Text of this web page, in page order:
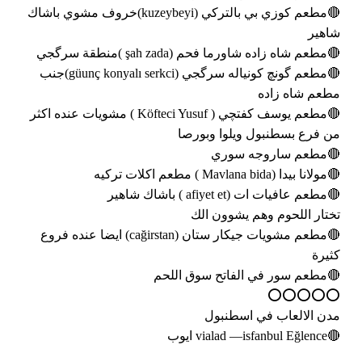
🔴مطعم كوزي بي بالتركي (kuzeybeyi)خروف مشوي باشاك
شاهير
🔴مطعم شاه زاده شاورما فحم (şah zada )منطقة سرگجي
🔴مطعم گونچ كونياله سرگجي (güunç konyalı serkci)جنب
مطعم شاه زاده
🔴مطعم يوسف كفتچي ( Köfteci Yusuf ) مشويات عنده اكثر
من فرع بسطنبول ويلوا وبورصا
🔴مطعم ساروجه سوري
🔴مولانا بيدا (Mavlana bida ) مطعم اكلات تركيه
🔴مطعم عافيات ات (afiyet et ) باشاك شاهير
تختار اللحوم وهم يشوون الك
🔴مطعم مشويات جيكار ستان (cağirstan) ايضا عنده فروع
كثيرة
🔴مطعم سور في الفاتح سوق اللحم
⭕️⭕️⭕️⭕️⭕️
مدن الالعاب في اسطنبول
🔴vialad —isfanbul Eğlence ايوب